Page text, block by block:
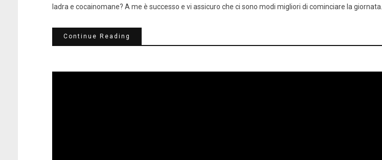
ladra e cocainomane? A me è successo e vi assicuro che ci sono modi migliori di cominciare la giornata…
Continue Reading